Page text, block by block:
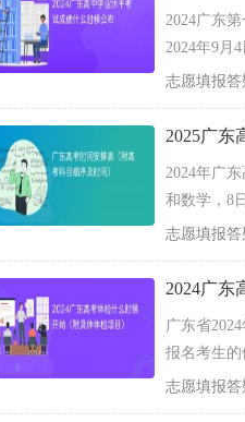
考试时间
题
科
7月
8日
午
新
课
历
10:50—
11:50
下
14:30—
15:30
地
17:20
生
学
7月
9日
上
9:00—
10:00
思
政治
10:50—
11:50
物
说明：合格性考试成绩是普
2024广东
2024年9月
线”小程序
志愿填报答
2025广东
2024年广
和数学，8
志愿填报答
2024广东
广东省
报名考生
招生录取。
志愿填报答